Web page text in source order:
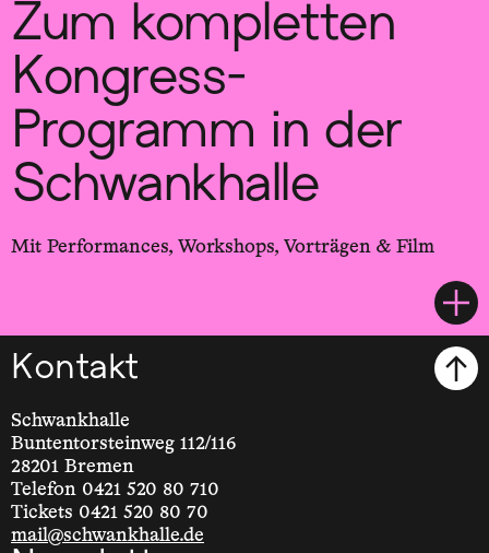
Zum kompletten
Kongress-
Programm in der
Schwankhalle
Mit Performances, Workshops, Vorträgen & Film
Kontakt
Schwankhalle
Buntentorsteinweg 112/116
28201 Bremen
Telefon 0421 520 80 710
Tickets 0421 520 80 70
mail@schwankhalle.de